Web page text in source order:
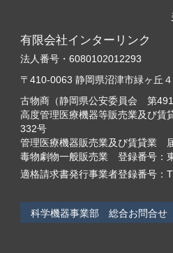
有限会社インターリンク
法人番号・6080102012293
〒410-0063 静岡県沼津市緑ヶ丘
古物商（静岡県公安委員会 第
高度管理医療機器等販売業及び賃
332号
管理医療機器販売業及び賃貸業
毒物劇物一般販売業 登録番号：
適格請求書発行事業者登録番号：
科学機器事業部 総合お問合せ